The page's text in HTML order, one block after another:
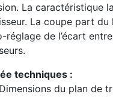
La caractéristique
La coupe part
réglage de l’écart
techniques :
du plan de